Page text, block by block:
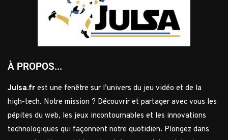
À PROPOS...
Julsa.fr est une fenêtre sur l’univers du jeu vidéo et de la
high-tech. Notre mission ? Découvrir et partager avec vous les
pépites du web, les jeux incontournables et les innovations
technologiques qui façonnent notre quotidien. Plongez dans